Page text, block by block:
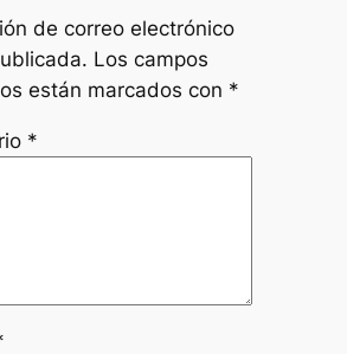
de correo electrónico
Los campos
están marcados con *
*